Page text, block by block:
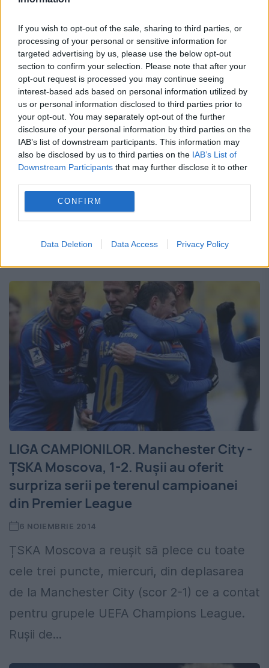
If you wish to opt-out of the sale, sharing to third parties, or
processing of your personal or sensitive information for
targeted advertising by us, please use the below opt-out
section to confirm your selection. Please note that after your
opt-out request is processed you may continue seeing
interest-based ads based on personal information utilized by
us or personal information disclosed to third parties prior to
your opt-out. You may separately opt-out of the further
disclosure of your personal information by third parties on the
IAB’s list of downstream participants. This information may
also be disclosed by us to third parties on the IAB’s List of
Downstream Participants that may further disclose it to other
CONFIRM
Data Deletion Data Access Privacy Policy
împrumutat la gruparea din capitala...
Programul transmisiunilor sportive de
miercuri, 10 decembrie
10 DECEMBRIE 2014
EVZ vă prezintă evenimentele sportive ce
vor putea fi urmărite pe micul ecran 21.45 -
21.45 - Digi Sport 3 - FOTBAL...
LIGA CAMPIONILOR. Manchester City -
ȚSKA Moscova, 1-2. Rușii au oferit
surpriza serii pe terenul campioanei
din Premier League
6 NOIEMBRIE 2014
ȚSKA Moscova a reușit să plece cu toate
cele trei puncte, miercuri, din deplasarea
de la Manchester City (scor 2-1) ce a contat
pentru grupele UEFA Champions League.
Rușii de...